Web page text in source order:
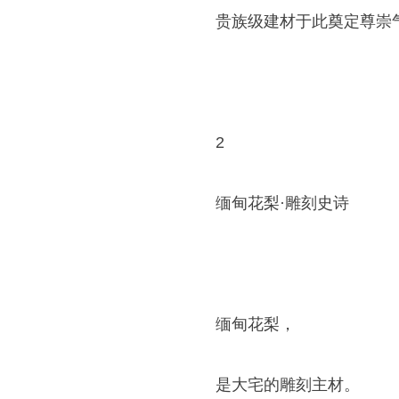
贵族级建材于此奠定尊崇
2
缅甸花梨·雕刻史诗
缅甸花梨，
是大宅的雕刻主材。